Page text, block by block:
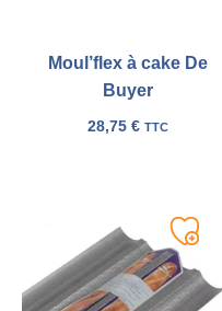
Moul’flex à cake De
Buyer
28,75 € TTC
Ajouter
ma
liste